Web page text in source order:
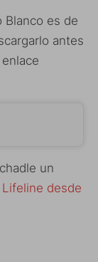
Blanco es de
antes
un
Lifeline desde